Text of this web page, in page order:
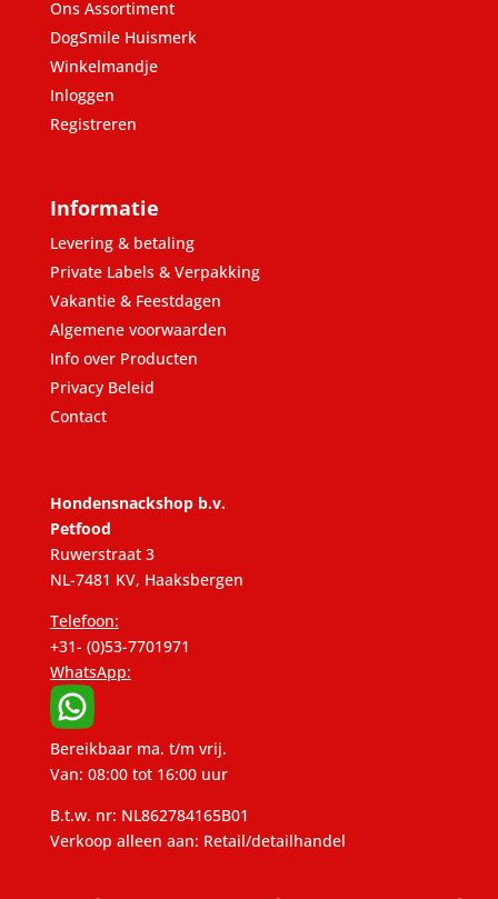
Ons Assortiment
DogSmile Huismerk
Winkelmandje
Inloggen
Registreren
Informatie
Levering & betaling
Private Labels & Verpakking
Vakantie & Feestdagen
Algemene voorwaarden
Info over Producten
Privacy Beleid
Contact
Hondensnackshop b.v.
Petfood
Ruwerstraat 3
NL-7481 KV, Haaksbergen
Telefoon:
+31- (0)53-7701971
WhatsApp:
Bereikbaar ma. t/m vrij.
Van: 08:00 tot 16:00 uur
B.t.w. nr: NL862784165B01
Verkoop alleen aan: Retail/detailhandel